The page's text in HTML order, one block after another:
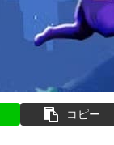
コピー